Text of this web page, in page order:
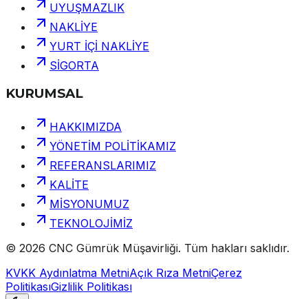
UYUŞMAZLIK
NAKLİYE
YURT İÇİ NAKLİYE
SİGORTA
KURUMSAL
HAKKIMIZDA
YÖNETİM POLİTİKAMIZ
REFERANSLARIMIZ
KALİTE
MİSYONUMUZ
TEKNOLOJİMİZ
© 2026 CNC Gümrük Müşavirliği. Tüm hakları saklıdır.
KVKK Aydınlatma MetniAçık Rıza MetniÇerez
PolitikasıGizlilik Politikası